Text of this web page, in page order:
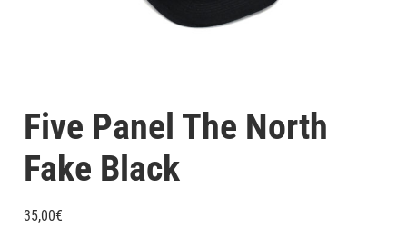
Five Panel The North
Fake Black
35,00€